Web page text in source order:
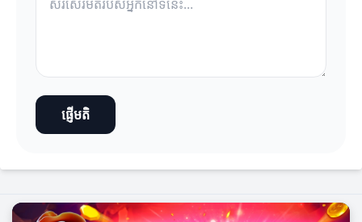
ផ្ញើមតិ